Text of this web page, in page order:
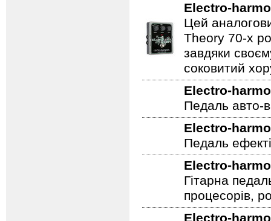
Electro-
Цей
Theory 70-х
завдяки
соковитий
Electro-
Педаль авто-
Electro-
Педаль
Electro-
Гітарна
процесорів,